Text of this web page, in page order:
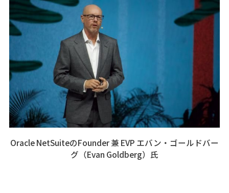
Oracle NetSuiteのFounder 兼 EVP エバン・ゴールドバー
グ（Evan Goldberg）氏